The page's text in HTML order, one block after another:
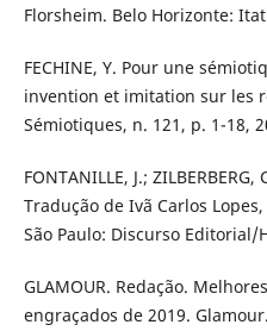
Florsheim. Belo Horizonte:
FECHINE, Y. Pour une
invention et imitation sur les
Sémiotiques, n. 121, p. 1-18,
FONTANILLE, J.;
Tradução de Ivã Carlos
São Paulo: Discurso Editorial/
GLAMOUR. Redação.
engraçados de 2019.